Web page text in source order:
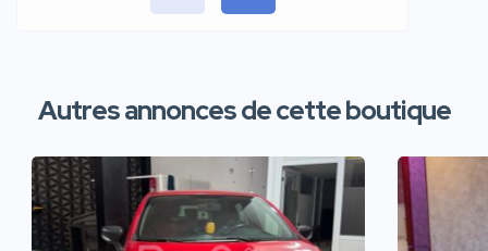
Autres annonces de cette boutique